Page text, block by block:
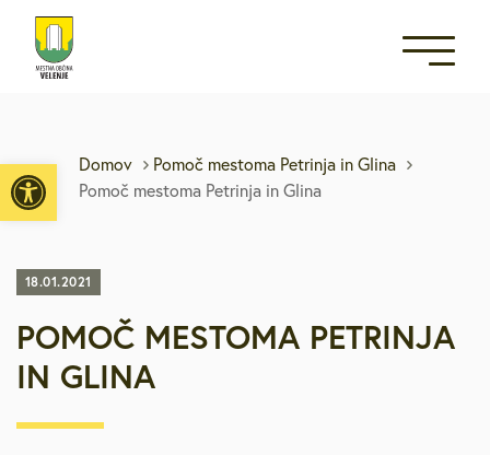
Open toolbar
Domov
Pomoč mestoma Petrinja in Glina
Pomoč mestoma Petrinja in Glina
18.01.2021
POMOČ MESTOMA PETRINJA
IN GLINA